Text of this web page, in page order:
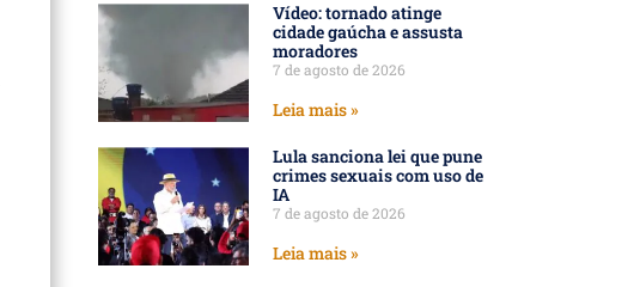
Vídeo: tornado atinge
cidade gaúcha e assusta
moradores
7 de agosto de 2026
Leia mais »
Lula sanciona lei que pune
crimes sexuais com uso de
IA
7 de agosto de 2026
Leia mais »